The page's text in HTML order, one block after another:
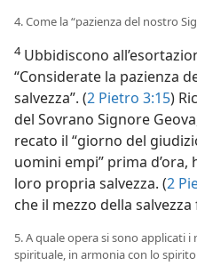
4. Come la “pazienza del nostro
4Ubbidiscono
“Considerate la pazienza
salvezza”. (2 Pietro 3:15)
del Sovrano Signore
recato il “giorno del
uomini empi” prima
loro propria salvezza. (2
che il mezzo della
5. A quale opera si sono applicati
spirituale, in armonia con lo